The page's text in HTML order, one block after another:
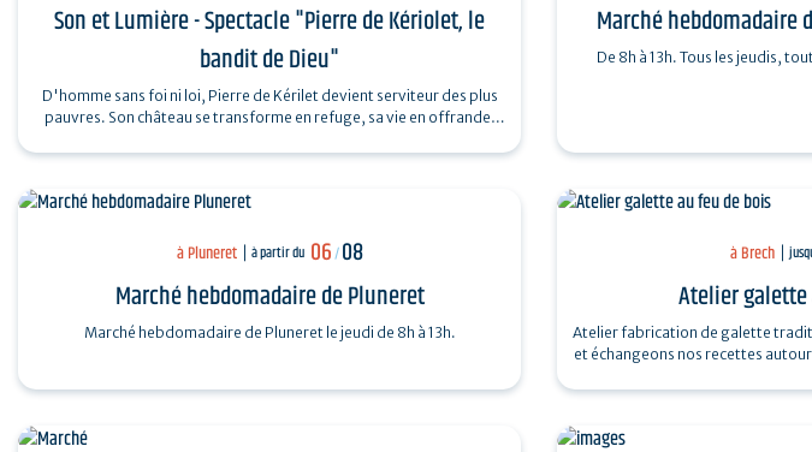
Son et Lumière - Spectacle "Pierre de Kériolet, le
bandit de Dieu"
D'homme sans foi ni loi, Pierre de Kérilet devient serviteur des plus
pauvres. Son château se transforme en refuge, sa vie en offrande.
Marché hebdomadaire
De 8h à 13h. Tous les jeudis,
à Pluneret à partir du 06/ 08
Marché hebdomadaire de Pluneret
Marché hebdomadaire de Pluneret le jeudi de 8h à 13h.
à Brech
Atelier
Atelier fabrication de galette
et échangeons nos recettes